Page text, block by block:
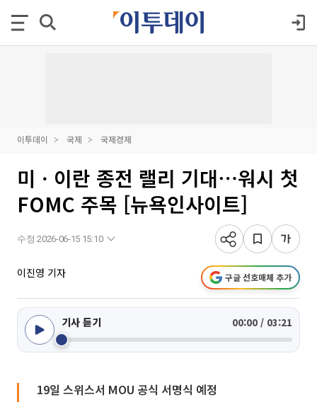
이투데이 국제 국제경제
미ㆍ이란 종전 랠리 기대⋯워시 첫
FOMC 주목 [뉴욕인사이트]
수정 2026-06-15 15:10
이진영 기자 구글 선호매체 추가
기사 듣기 00:00 / 03:21
19일 스위스서 MOU 공식 서명식 예정